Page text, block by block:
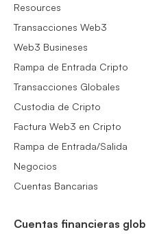
Resources
Transacciones Web3
Web3 Busineses
Rampa de Entrada Cripto
Transacciones Globales
Custodia de Cripto
Factura Web3 en Cripto
Rampa de Entrada/Salida
Negocios
Cuentas Bancarias
Cuentas financieras